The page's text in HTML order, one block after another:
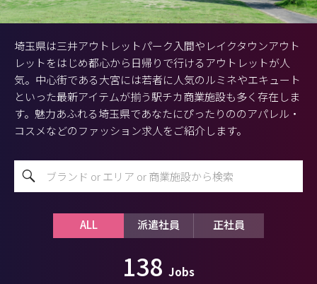
埼玉県は三井アウトレットパーク入間やレイクタウンアウト
レットをはじめ都心から日帰りで行けるアウトレットが人
気。中心街である大宮には若者に人気のルミネやエキュート
といった最新アイテムが揃う駅チカ商業施設も多く存在しま
す。魅力あふれる埼玉県であなたにぴったりののアパレル・
コスメなどのファッション求人をご紹介します。
ALL 派遣社員 正社員
138 Jobs